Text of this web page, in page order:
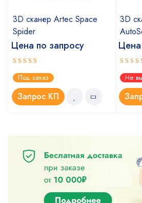
3D сканер Artec Space
Spider
Цена по запросу
Оценка
5.00из 5
Под заказ
Запрос КП
3D
4.67
Не